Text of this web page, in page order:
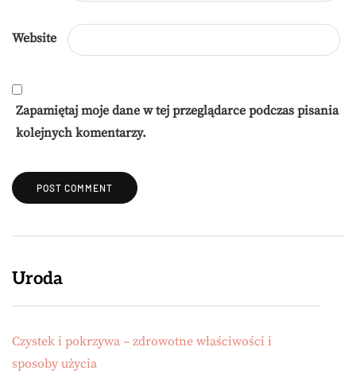
Website
Zapamiętaj moje dane w tej przeglądarce podczas pisania
kolejnych komentarzy.
Uroda
Czystek i pokrzywa – zdrowotne właściwości i
sposoby użycia